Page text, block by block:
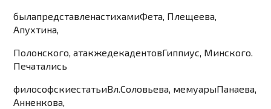
былапредставленастихамиФета, Плещеева,
Апухтина,
Полонского,атакжедекадентовГиппиус, Минского.
Печатались
философскиестатьиВл.Соловьева, мемуарыПанаева,
Анненкова,